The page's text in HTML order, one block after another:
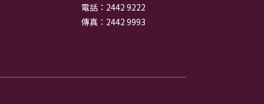
電話：2442 9222
傳真：2442 9993